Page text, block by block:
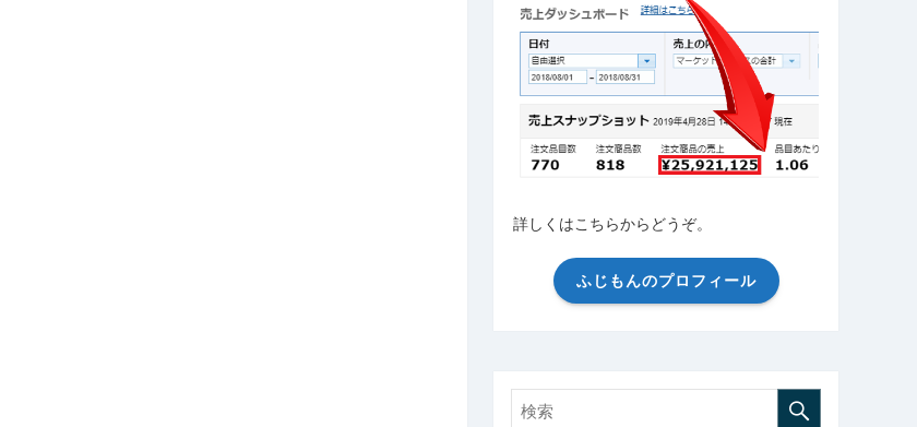
詳しくはこちらからどうぞ。
ふじもんのプロフィール